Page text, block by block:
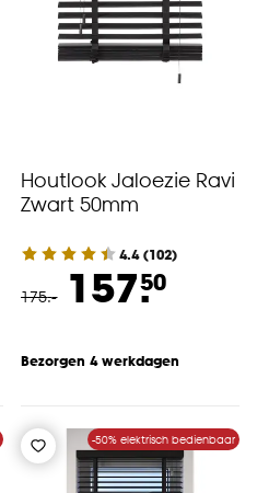
Houtlook Jaloezie Ravi
Zwart 50mm
4.4(102)
175.- 157.50
Bezorgen 4 werkdagen
-50% elektrisch bedienbaar